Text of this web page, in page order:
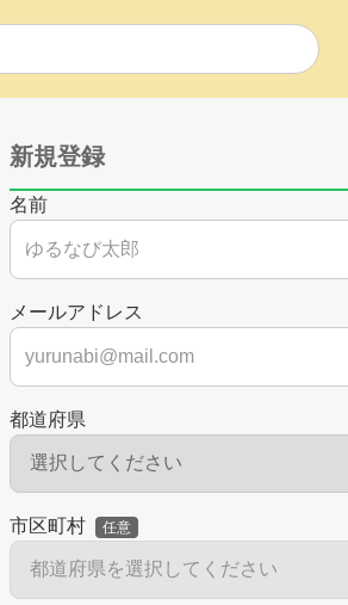
新規登録
名前
メールアドレス
都道府県
市区町村